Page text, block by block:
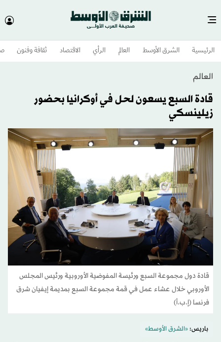
الرئيسية الشرق الأوسط​ العالم الرأي الاقتصاد ثقافة وفنون
العالم
قادة السبع يسعون لحل في أوكرانيا بحضور
زيلينسكي
قادة دول مجموعة السبع ورئيسة المفوضية الأوروبية ورئيس المجلس
الأوروبي خلال عشاء عمل في قمة مجموعة السبع بمديمة إيفيان شرق
فرنسا (إ.ب.أ)
باريس:«الشرق الأوسط»